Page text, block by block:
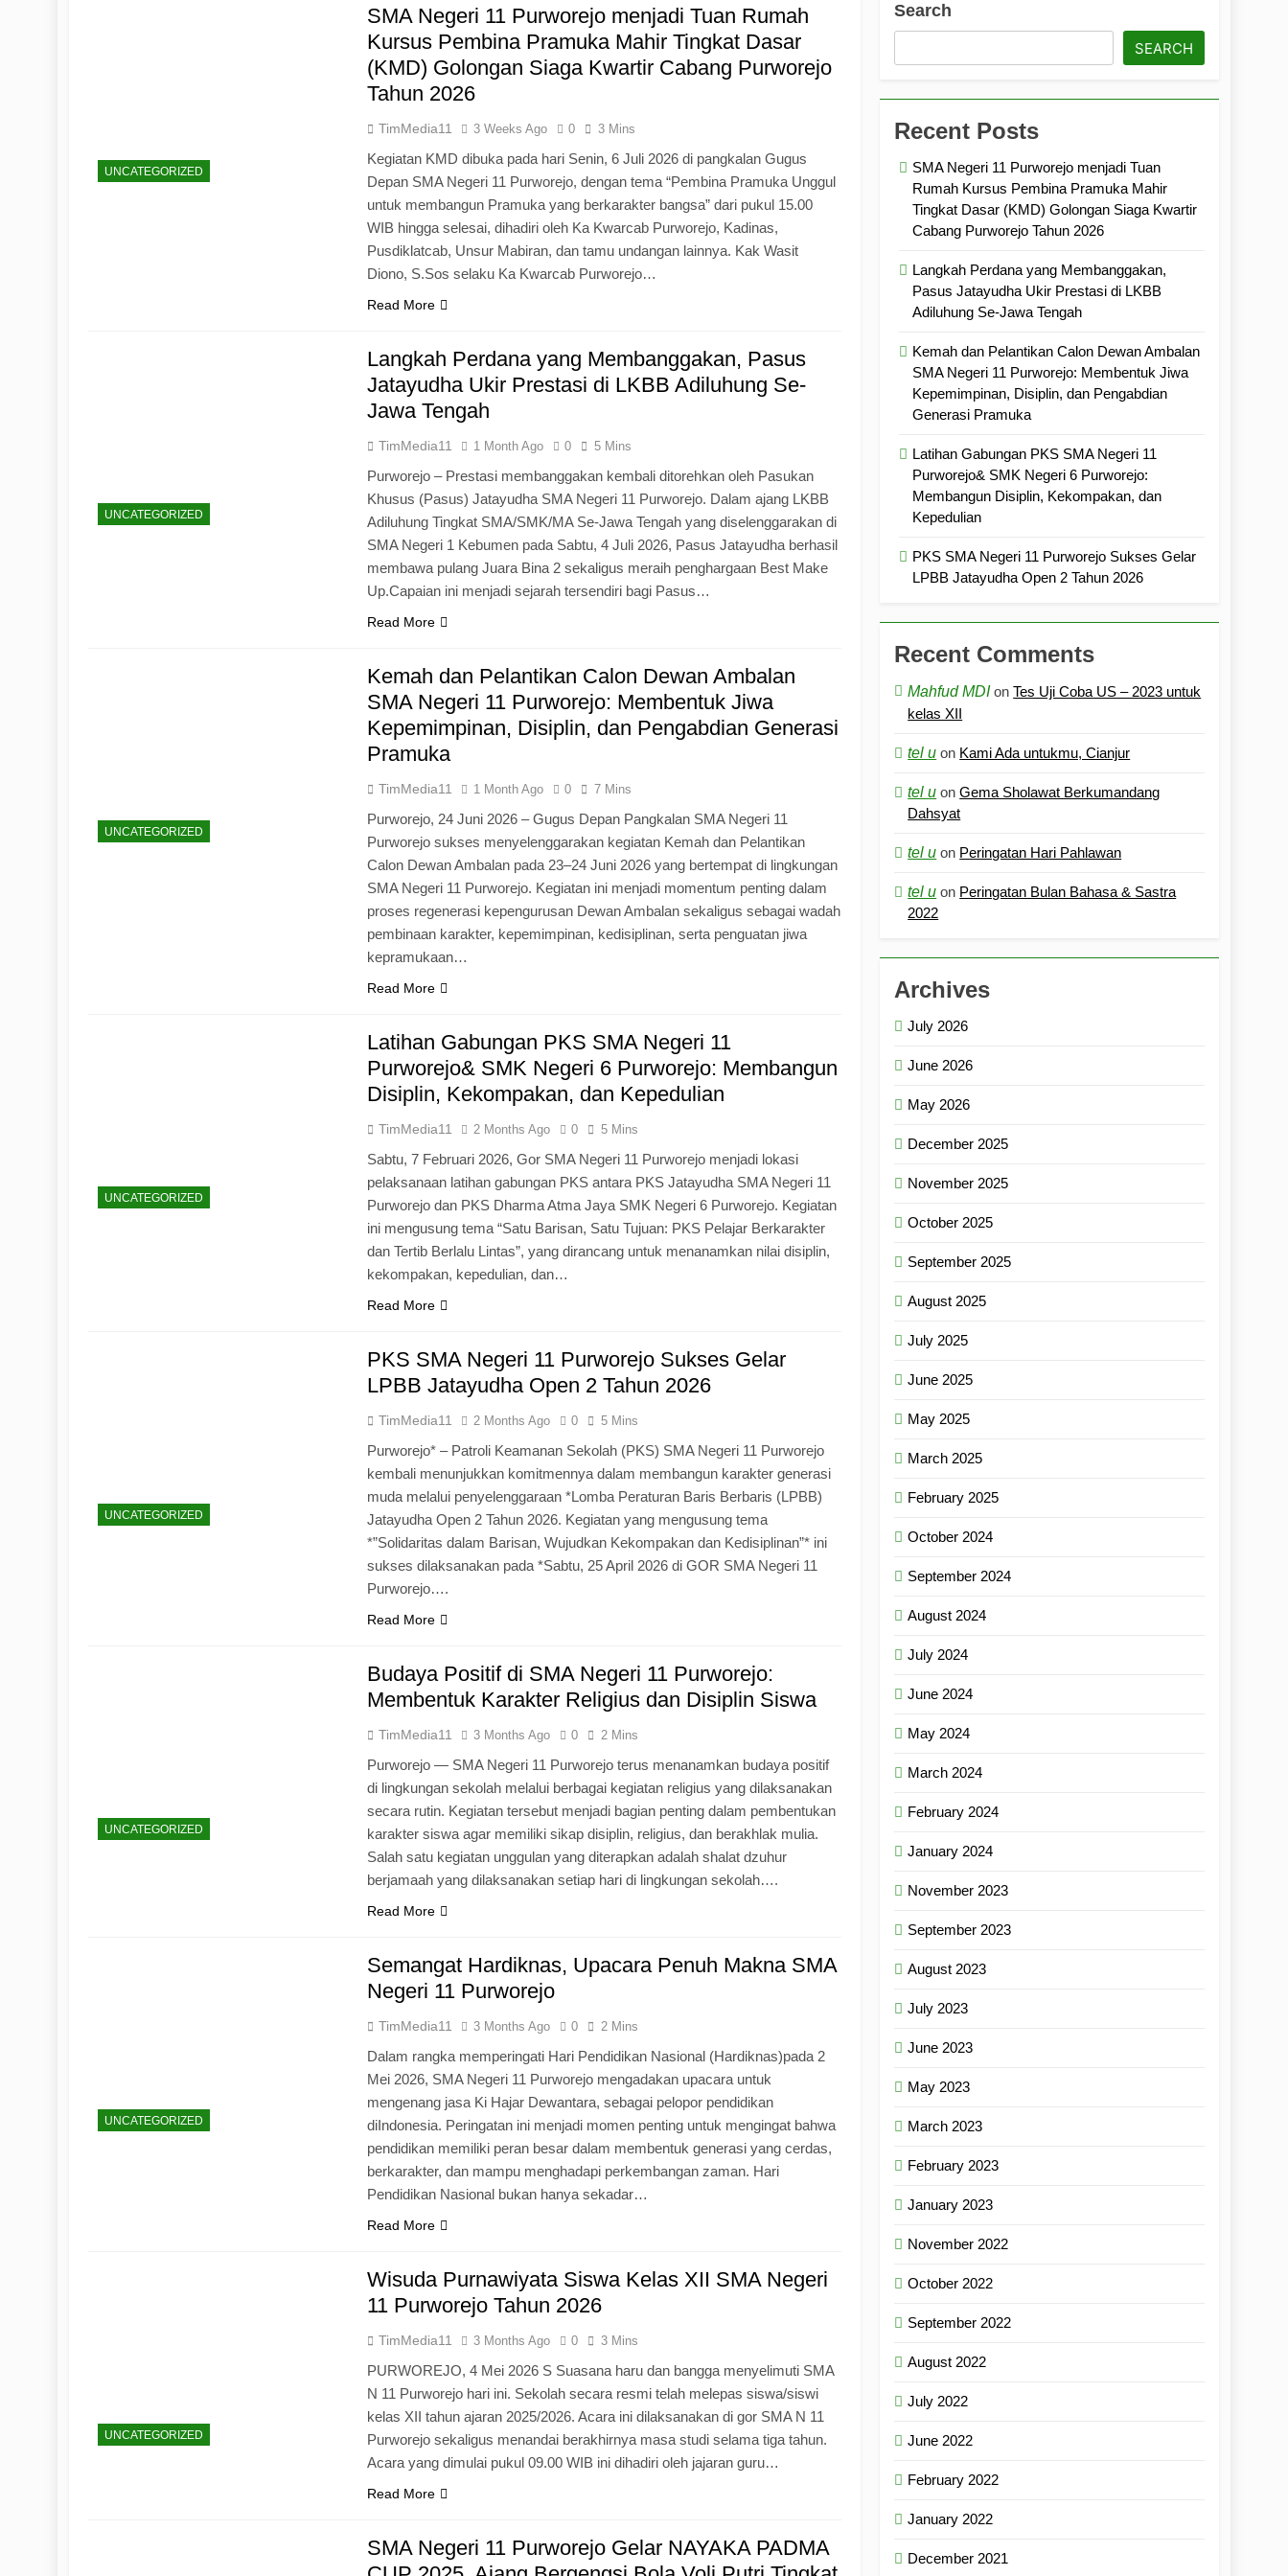
Pengabdian Generasi Pramuka
UNCATEGORIZED
SMA Negeri 11 Purworejo menjadi Tuan Rumah
Kursus Pembina Pramuka Mahir Tingkat Dasar
(KMD) Golongan Siaga Kwartir Cabang Purworejo
Tahun 2026
TimMedia11 3 Weeks Ago 0 3 Mins
Kegiatan KMD dibuka pada hari Senin, 6 Juli 2026 di pangkalan Gugus
Depan SMA Negeri 11 Purworejo, dengan tema “Pembina Pramuka Unggul
untuk membangun Pramuka yang berkarakter bangsa” dari pukul 15.00
WIB hingga selesai, dihadiri oleh Ka Kwarcab Purworejo, Kadinas,
Pusdiklatcab, Unsur Mabiran, dan tamu undangan lainnya. Kak Wasit
Diono, S.Sos selaku Ka Kwarcab Purworejo…
Read More
UNCATEGORIZED
Langkah Perdana yang Membanggakan, Pasus
Jatayudha Ukir Prestasi di LKBB Adiluhung Se-
Jawa Tengah
TimMedia11 1 Month Ago 0 5 Mins
Purworejo – Prestasi membanggakan kembali ditorehkan oleh Pasukan
Khusus (Pasus) Jatayudha SMA Negeri 11 Purworejo. Dalam ajang LKBB
Adiluhung Tingkat SMA/SMK/MA Se-Jawa Tengah yang diselenggarakan di
SMA Negeri 1 Kebumen pada Sabtu, 4 Juli 2026, Pasus Jatayudha berhasil
membawa pulang Juara Bina 2 sekaligus meraih penghargaan Best Make
Up.Capaian ini menjadi sejarah tersendiri bagi Pasus…
Read More
UNCATEGORIZED
Kemah dan Pelantikan Calon Dewan Ambalan
SMA Negeri 11 Purworejo: Membentuk Jiwa
Kepemimpinan, Disiplin, dan Pengabdian Generasi
Pramuka
TimMedia11 1 Month Ago 0 7 Mins
Purworejo, 24 Juni 2026 – Gugus Depan Pangkalan SMA Negeri 11
Purworejo sukses menyelenggarakan kegiatan Kemah dan Pelantikan
Calon Dewan Ambalan pada 23–24 Juni 2026 yang bertempat di lingkungan
SMA Negeri 11 Purworejo. Kegiatan ini menjadi momentum penting dalam
proses regenerasi kepengurusan Dewan Ambalan sekaligus sebagai wadah
pembinaan karakter, kepemimpinan, kedisiplinan, serta penguatan jiwa
kepramukaan…
Read More
UNCATEGORIZED
Latihan Gabungan PKS SMA Negeri 11
Purworejo& SMK Negeri 6 Purworejo: Membangun
Disiplin, Kekompakan, dan Kepedulian
TimMedia11 2 Months Ago 0 5 Mins
Sabtu, 7 Februari 2026, Gor SMA Negeri 11 Purworejo menjadi lokasi
pelaksanaan latihan gabungan PKS antara PKS Jatayudha SMA Negeri 11
Purworejo dan PKS Dharma Atma Jaya SMK Negeri 6 Purworejo. Kegiatan
ini mengusung tema “Satu Barisan, Satu Tujuan: PKS Pelajar Berkarakter
dan Tertib Berlalu Lintas”, yang dirancang untuk menanamkan nilai disiplin,
kekompakan, kepedulian, dan…
Read More
UNCATEGORIZED
PKS SMA Negeri 11 Purworejo Sukses Gelar
LPBB Jatayudha Open 2 Tahun 2026
TimMedia11 2 Months Ago 0 5 Mins
Purworejo* – Patroli Keamanan Sekolah (PKS) SMA Negeri 11 Purworejo
kembali menunjukkan komitmennya dalam membangun karakter generasi
muda melalui penyelenggaraan *Lomba Peraturan Baris Berbaris (LPBB)
Jatayudha Open 2 Tahun 2026. Kegiatan yang mengusung tema
*”Solidaritas dalam Barisan, Wujudkan Kekompakan dan Kedisiplinan”* ini
sukses dilaksanakan pada *Sabtu, 25 April 2026 di GOR SMA Negeri 11
Purworejo….
Read More
UNCATEGORIZED
Budaya Positif di SMA Negeri 11 Purworejo:
Membentuk Karakter Religius dan Disiplin Siswa
TimMedia11 3 Months Ago 0 2 Mins
Purworejo — SMA Negeri 11 Purworejo terus menanamkan budaya positif
di lingkungan sekolah melalui berbagai kegiatan religius yang dilaksanakan
secara rutin. Kegiatan tersebut menjadi bagian penting dalam pembentukan
karakter siswa agar memiliki sikap disiplin, religius, dan berakhlak mulia.
Salah satu kegiatan unggulan yang diterapkan adalah shalat dzuhur
berjamaah yang dilaksanakan setiap hari di lingkungan sekolah….
Read More
UNCATEGORIZED
Semangat Hardiknas, Upacara Penuh Makna SMA
Negeri 11 Purworejo
TimMedia11 3 Months Ago 0 2 Mins
Dalam rangka memperingati Hari Pendidikan Nasional (Hardiknas)pada 2
Mei 2026, SMA Negeri 11 Purworejo mengadakan upacara untuk
mengenang jasa Ki Hajar Dewantara, sebagai pelopor pendidikan
diIndonesia. Peringatan ini menjadi momen penting untuk mengingat bahwa
pendidikan memiliki peran besar dalam membentuk generasi yang cerdas,
berkarakter, dan mampu menghadapi perkembangan zaman. Hari
Pendidikan Nasional bukan hanya sekadar…
Read More
UNCATEGORIZED
Wisuda Purnawiyata Siswa Kelas XII SMA Negeri
11 Purworejo Tahun 2026
TimMedia11 3 Months Ago 0 3 Mins
PURWOREJO, 4 Mei 2026 S Suasana haru dan bangga menyelimuti SMA
N 11 Purworejo hari ini. Sekolah secara resmi telah melepas siswa/siswi
kelas XII tahun ajaran 2025/2026. Acara ini dilaksanakan di gor SMA N 11
Purworejo sekaligus menandai berakhirnya masa studi selama tiga tahun.
Acara yang dimulai pukul 09.00 WIB ini dihadiri oleh jajaran guru…
Read More
SMA Negeri 11 Purworejo Gelar NAYAKA PADMA
Search
SEARCH
Recent Posts
SMA Negeri 11 Purworejo menjadi Tuan
Rumah Kursus Pembina Pramuka Mahir
Tingkat Dasar (KMD) Golongan Siaga Kwartir
Cabang Purworejo Tahun 2026
Langkah Perdana yang Membanggakan,
Pasus Jatayudha Ukir Prestasi di LKBB
Adiluhung Se-Jawa Tengah
Kemah dan Pelantikan Calon Dewan Ambalan
SMA Negeri 11 Purworejo: Membentuk Jiwa
Kepemimpinan, Disiplin, dan Pengabdian
Generasi Pramuka
Latihan Gabungan PKS SMA Negeri 11
Purworejo& SMK Negeri 6 Purworejo:
Membangun Disiplin, Kekompakan, dan
Kepedulian
PKS SMA Negeri 11 Purworejo Sukses Gelar
LPBB Jatayudha Open 2 Tahun 2026
Recent Comments
Mahfud MDIonTes Uji Coba US – 2023 untuk
kelas XII
tel u on Kami Ada untukmu, Cianjur
tel u onGema Sholawat Berkumandang
Dahsyat
tel u on Peringatan Hari Pahlawan
tel u on Peringatan Bulan Bahasa & Sastra
2022
Archives
July 2026
June 2026
May 2026
December 2025
November 2025
October 2025
September 2025
August 2025
July 2025
June 2025
May 2025
March 2025
February 2025
October 2024
September 2024
August 2024
July 2024
June 2024
May 2024
March 2024
February 2024
January 2024
November 2023
September 2023
August 2023
July 2023
June 2023
May 2023
March 2023
February 2023
January 2023
November 2022
October 2022
September 2022
August 2022
July 2022
June 2022
February 2022
January 2022
December 2021